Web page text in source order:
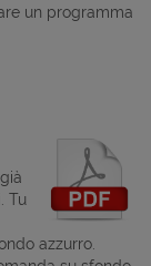
un programma
Tu
azzurro.